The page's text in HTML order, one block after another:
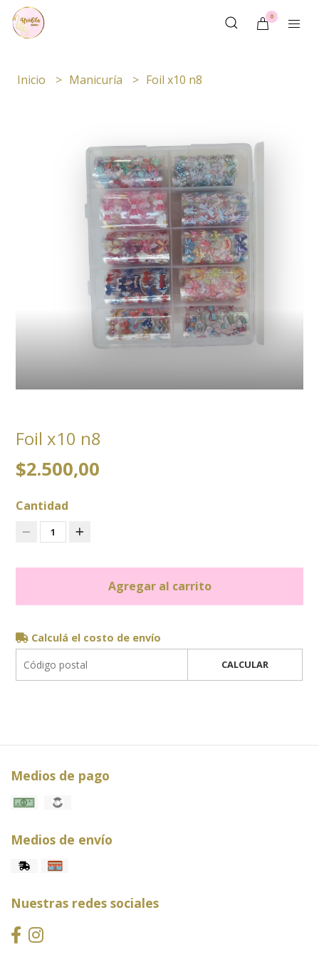
0
Inicio Manicuría Foil x10 n8
Foil x10 n8
$2.500,00
Cantidad
1
Agregar al carrito
Calculá el costo de envío
CALCULAR
Medios de pago
Medios de envío
Nuestras redes sociales